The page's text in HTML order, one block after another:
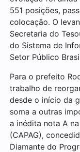
551 posições,
colocação. O
Secretaria do
do Sistema de
Setor Público
Para o prefeito
trabalho de
desde o início da
soma a outras
a inédita nota A
(CAPAG),
Diamante do